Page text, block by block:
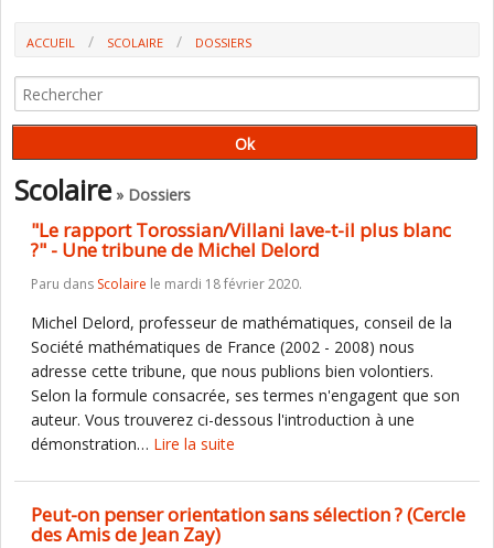
ACCUEIL SCOLAIRE DOSSIERS
Scolaire» Dossiers
"Le rapport Torossian/Villani lave-t-il plus blanc
?" - Une tribune de Michel Delord
Paru dans Scolaire le mardi 18 février 2020.
Michel Delord, professeur de mathématiques, conseil de la
Société mathématiques de France (2002 - 2008) nous
adresse cette tribune, que nous publions bien volontiers.
Selon la formule consacrée, ses termes n'engagent que son
auteur. Vous trouverez ci-dessous l'introduction à une
démonstration… Lire la suite
Peut-on penser orientation sans sélection ? (Cercle
des Amis de Jean Zay)